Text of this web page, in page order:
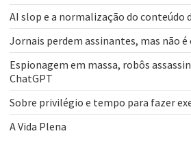
AI slop e a normalização do conteúdo
Jornais perdem assinantes, mas não é
Espionagem em massa, robôs
ChatGPT
Sobre privilégio e tempo para fazer
A Vida Plena